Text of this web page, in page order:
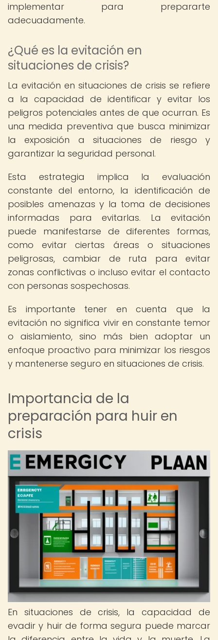
implementar para prepararte
adecuadamente.
¿Qué es la evitación en
situaciones de crisis?
La evitación en situaciones de crisis se refiere
a la capacidad de identificar y evitar los
peligros potenciales antes de que ocurran. Es
una medida preventiva que busca minimizar
la exposición a situaciones de riesgo y
garantizar la seguridad personal.
Esta estrategia implica la evaluación
constante del entorno, la identificación de
posibles amenazas y la toma de decisiones
informadas para evitarlas. La evitación
puede manifestarse de diferentes formas,
como evitar ciertas áreas o situaciones
peligrosas, cambiar de ruta para evitar
zonas conflictivas o incluso evitar el contacto
con personas sospechosas.
Es importante tener en cuenta que la
evitación no significa vivir en constante temor
o aislamiento, sino más bien adoptar un
enfoque proactivo para minimizar los riesgos
y mantenerse seguro en situaciones de crisis.
Importancia de la
preparación para huir en
crisis
En situaciones de crisis, la capacidad de
evadir y huir de forma segura puede marcar